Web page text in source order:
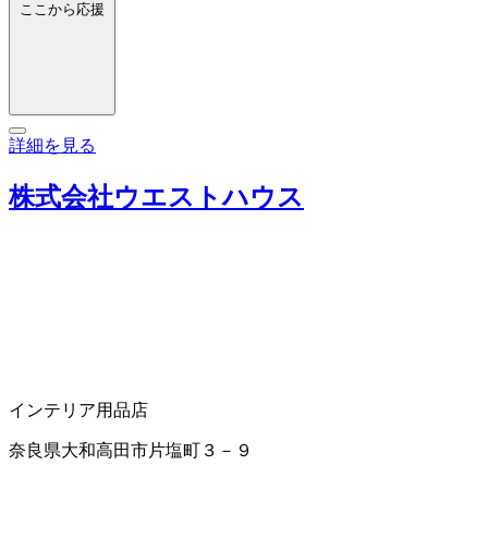
ここから応援
詳細を見る
株式会社ウエストハウス
インテリア用品店
奈良県大和高田市片塩町３－９